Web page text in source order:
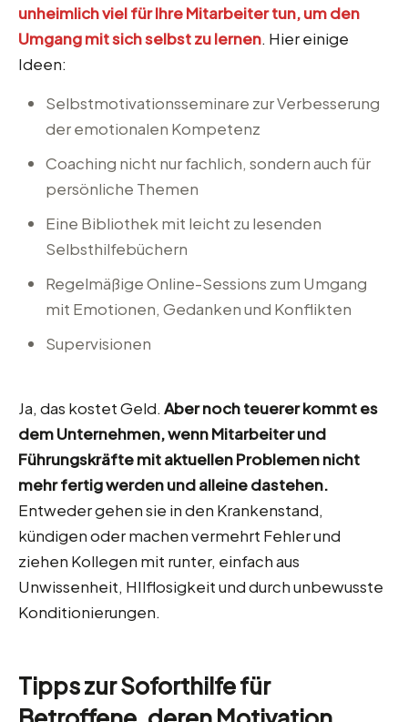
unheimlich viel für Ihre Mitarbeiter tun, um den
Umgang mit sich selbst zu lernen. Hier einige
Ideen:
Selbstmotivationsseminare zur Verbesserung
der emotionalen Kompetenz
Coaching nicht nur fachlich, sondern auch für
persönliche Themen
Eine Bibliothek mit leicht zu lesenden
Selbsthilfebüchern
Regelmäßige Online-Sessions zum Umgang
mit Emotionen, Gedanken und Konflikten
Supervisionen
Ja, das kostet Geld.Aber noch teuerer kommt es
dem Unternehmen, wenn Mitarbeiter und
Führungskräfte mit aktuellen Problemen nicht
mehr fertig werden und alleine dastehen.
Entweder gehen sie in den Krankenstand,
kündigen oder machen vermehrt Fehler und
ziehen Kollegen mit runter, einfach aus
Unwissenheit, HIlflosigkeit und durch unbewusste
Konditionierungen.
Tipps zur Soforthilfe für